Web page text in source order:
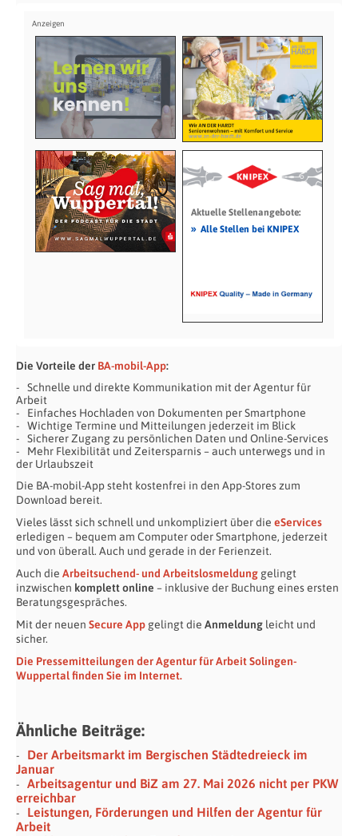
Aktuelle Stellenangebote:
» Alle Stellen bei KNIPEX
Die Vorteile der BA-mobil-App:
Schnelle und direkte Kommunikation mit der Agentur für
Arbeit
Einfaches Hochladen von Dokumenten per Smartphone
Wichtige Termine und Mitteilungen jederzeit im Blick
Sicherer Zugang zu persönlichen Daten und Online-Services
Mehr Flexibilität und Zeitersparnis – auch unterwegs und in
der Urlaubszeit
Die BA-mobil-App steht kostenfrei in den App-Stores zum
Download bereit.
Vieles lässt sich schnell und unkompliziert über die eServices
erledigen – bequem am Computer oder Smartphone, jederzeit
und von überall. Auch und gerade in der Ferienzeit.
Auch die Arbeitsuchend- und Arbeitslosmeldung gelingt
inzwischen komplettonline – inklusive der Buchung eines ersten
Beratungsgespräches.
Mit der neuen Secure App gelingt die Anmeldung leicht und
sicher.
Die Pressemitteilungen der Agentur für Arbeit Solingen-
Wuppertal finden Sie im Internet.
Ähnliche Beiträge:
Der Arbeitsmarkt im Bergischen Städtedreieck im
Januar
Arbeitsagentur und BiZ am 27. Mai 2026 nicht per PKW
erreichbar
Leistungen, Förderungen und Hilfen der Agentur für
Arbeit